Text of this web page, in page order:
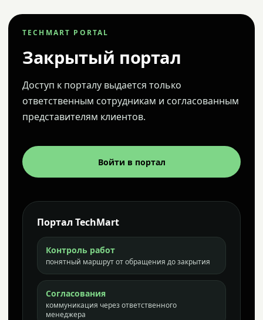
TECHMART PORTAL
Закрытый портал
Доступ к порталу выдается только
ответственным сотрудникам и согласованным
представителям клиентов.
Войти в портал
Портал TechMart
Контроль работ
понятный маршрут от обращения до закрытия
Согласования
коммуникация через ответственного
менеджера